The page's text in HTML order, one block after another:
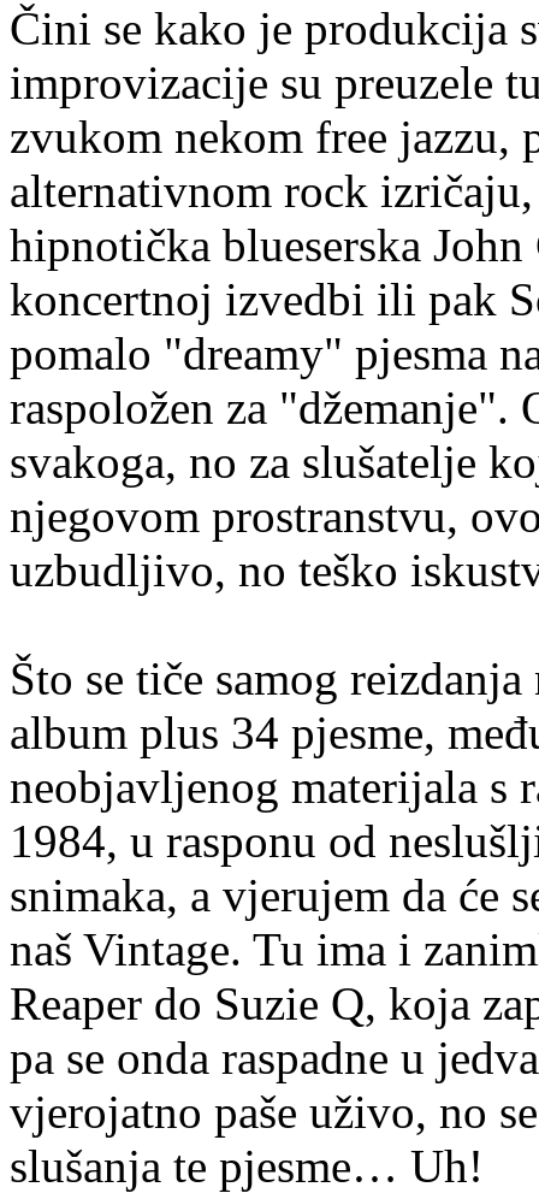
Čini se kako je produkcija
improvizacije su preuzele
zvukom nekom free jazzu,
alternativnom rock
hipnotička blueserska
koncertnoj izvedbi ili pak
pomalo "dreamy" pjesma
raspoložen za
svakoga, no za slušatelje
njegovom prostranstvu,
uzbudljivo, no teško
Što se tiče samog
album plus 34 pjesme,
neobjavljenog materijala s
1984, u rasponu od
snimaka, a vjerujem da će
naš Vintage. Tu ima i
Reaper do Suzie Q, koja
pa se onda raspadne u
vjerojatno paše uživo, no
slušanja te pjesme… Uh!